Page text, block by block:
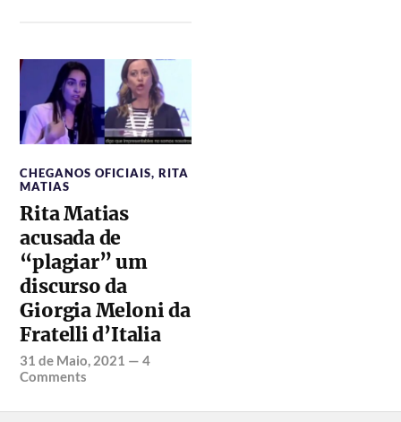
CHEGANOS OFICIAIS,RITA
MATIAS
Rita Matias
acusada de
“plagiar” um
discurso da
Giorgia Meloni da
Fratelli d’Italia
31 de Maio, 2021 —4
Comments